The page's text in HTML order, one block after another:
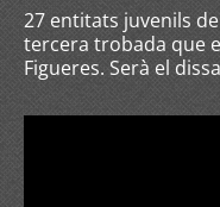
27 entitats juvenils
tercera trobada que
Figueres. Serà el